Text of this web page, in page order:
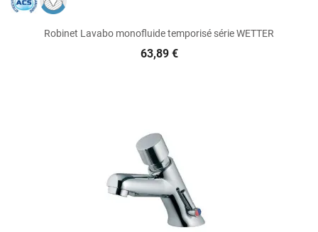
Robinet Lavabo monofluide temporisé série WETTER
63,89 €